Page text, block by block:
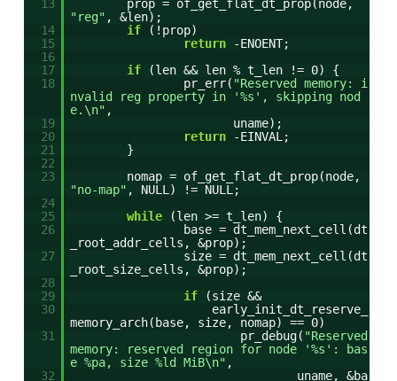
13
prop = of_get_flat_dt_prop(node,
"reg" , &len);
14
if
(!prop)
15
return
-ENOENT;
16
17
if
(len && len % t_len != 0) {
18
pr_err( "Reserved memory: i
nvalid reg property in '%s', skipping nod
e.\n" ,
19
uname);
20
return
-EINVAL;
21
}
22
23
nomap = of_get_flat_dt_prop(node,
"no-map" , NULL) != NULL;
24
25
while
(len >= t_len) {
26
base = dt_mem_next_cell(dt
_root_addr_cells, &prop);
27
size = dt_mem_next_cell(dt
_root_size_cells, &prop);
28
29
if
(size &&
30
early_init_dt_reserve_
memory_arch(base, size, nomap) == 0)
31
pr_debug( "Reserved
memory: reserved region for node '%s': bas
e %pa, size %ld MiB\n" ,
32
uname, &ba